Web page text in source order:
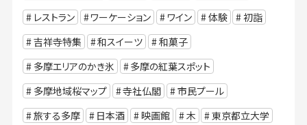
レストラン
ワーケーション ワイン 体験
初詣
吉祥寺特集
和スイーツ
和菓子
多摩エリアのかき氷
多摩の紅葉スポット
多摩地域桜マップ
寺社仏閣
市民プール
旅する多摩
日本酒 映画館 木 東京都立大学